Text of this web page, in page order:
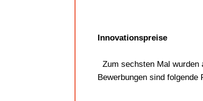
Innovationspreise
Zum sechsten Mal wurden
Bewerbungen sind